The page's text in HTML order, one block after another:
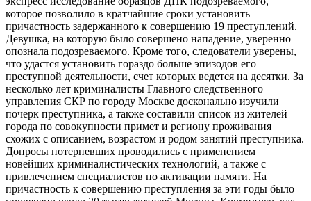
которое позволило в кратчайшие сроки установить
причастность задержанного к совершению 19 преступлений.
Девушка, на которую было совершено нападение, уверенно
опознала подозреваемого. Кроме того, следователи уверены,
что удастся установить гораздо больше эпизодов его
преступной деятельности, счет которых ведется на десятки. За
несколько лет криминалисты Главного следственного
управления СКР по городу Москве досконально изучили
почерк преступника, а также составили список из жителей
города по совокупности примет и региону проживания
схожих с описанием, возрастом и родом занятий преступника.
Допросы потерпевших проводились с применением
новейших криминалистических технологий, а также с
привлечением специалистов по активации памяти. На
причастность к совершению преступления за эти годы было